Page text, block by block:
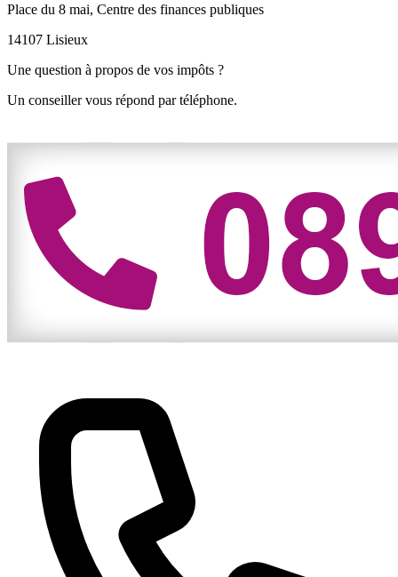
Place du 8 mai, Centre des finances publiques
14107 Lisieux
Une question à propos de vos impôts ?
Un conseiller vous répond par téléphone.